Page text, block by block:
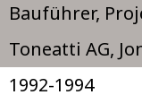
Bauführer,
Toneatti AG,
1992-1994